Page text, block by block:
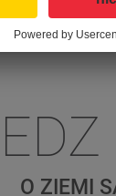
O ZIEMI